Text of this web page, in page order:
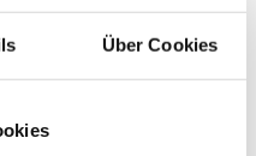
Über Cookies